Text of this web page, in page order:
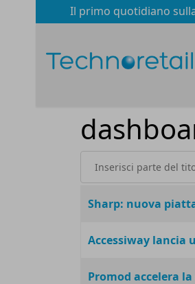
Il primo quotidiano
Inserisci parte del
Titolo
Sharp: nuova
Accessiway lancia
Promod accelera